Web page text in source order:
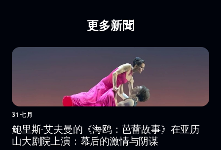
更多新聞
31 七月
鲍里斯·艾夫曼的《海鸥：芭蕾故事》在亚历
山大剧院上演：幕后的激情与阴谋